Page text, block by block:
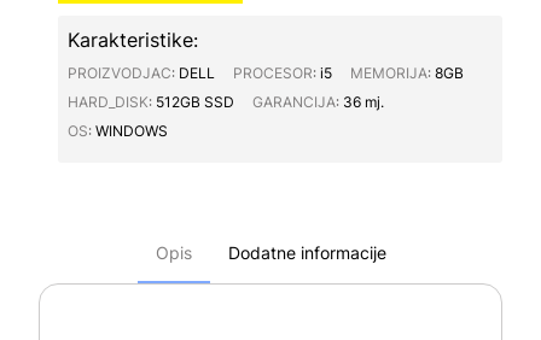
Karakteristike:
PROIZVODJAC∶ DELL PROCESOR∶ i5 MEMORIJA∶ 8GB
HARD_DISK∶ 512GB SSD GARANCIJA∶ 36 mj.
OS∶ WINDOWS
Opis Dodatne informacije